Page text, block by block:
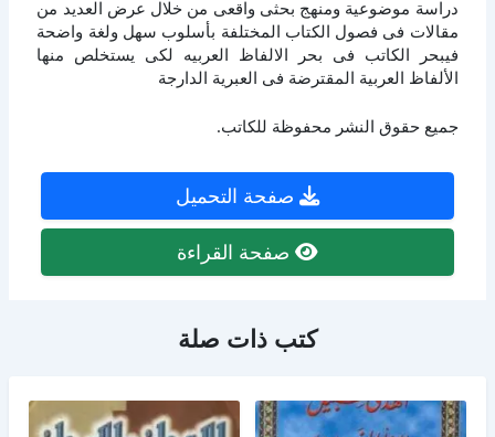
دراسة موضوعية ومنهج بحثى واقعى من خلال عرض العديد من
مقالات فى فصول الكتاب المختلفة بأسلوب سهل ولغة واضحة
فيبحر الكاتب فى بحر الالفاظ العربيه لكى يستخلص منها
الألفاظ العربية المقترضة فى العبرية الدارجة
جميع حقوق النشر محفوظة للكاتب.
صفحة التحميل
صفحة القراءة
كتب ذات صلة